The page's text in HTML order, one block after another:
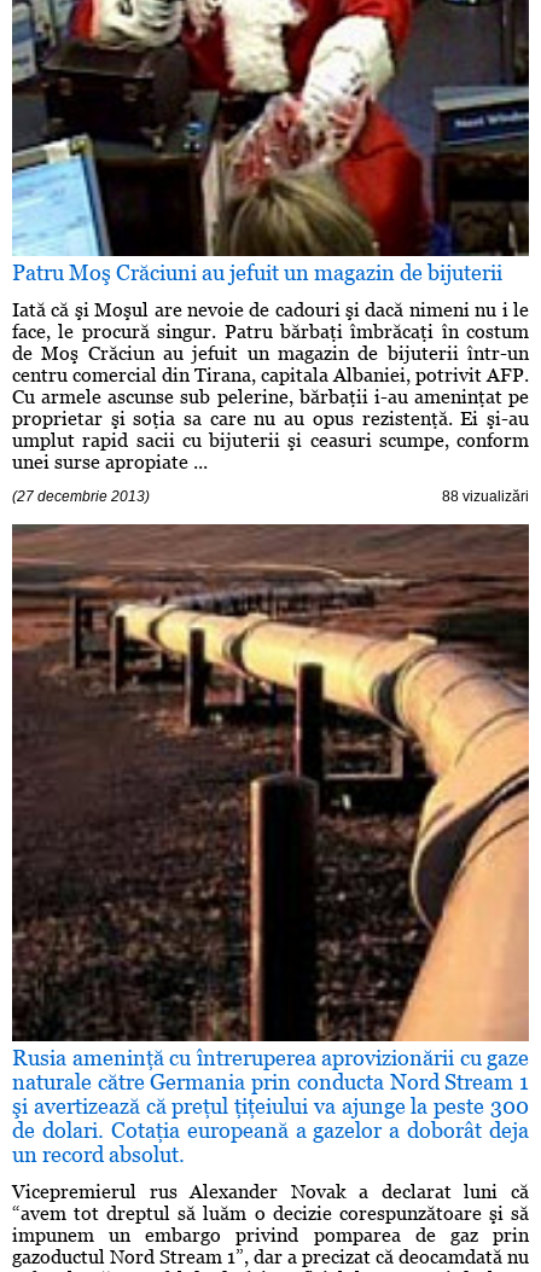
Patru Moş Crăciuni au jefuit un magazin de bijuterii
Iată că şi Moşul are nevoie de cadouri şi dacă nimeni nu i le
face, le procură singur. Patru bărbaţi îmbrăcaţi în costum
de Moş Crăciun au jefuit un magazin de bijuterii într-un
centru comercial din Tirana, capitala Albaniei, potrivit AFP.
Cu armele ascunse sub pelerine, bărbaţii i-au ameninţat pe
proprietar şi soţia sa care nu au opus rezistenţă. Ei şi-au
umplut rapid sacii cu bijuterii şi ceasuri scumpe, conform
unei surse apropiate ...
(27 decembrie 2013) 88 vizualizări
Rusia ameninţă cu întreruperea aprovizionării cu gaze
naturale către Germania prin conducta Nord Stream 1
şi avertizează că preţul ţiţeiului va ajunge la peste 300
de dolari. Cotaţia europeană a gazelor a doborât deja
un record absolut.
Vicepremierul rus Alexander Novak a declarat luni că
“avem tot dreptul să luăm o decizie corespunzătoare şi să
impunem un embargo privind pomparea de gaz prin
gazoductul Nord Stream 1”, dar a precizat că deocamdată nu